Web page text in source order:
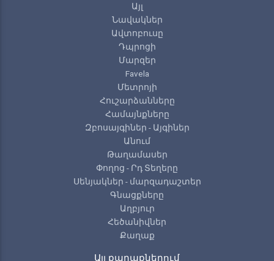
Այլ
Նավակներ
Ավտոբուսը
Դպրոցի
Մարզեր
Favela
Մետրոյի
Հուշարձանները
Համայնքները
Զբոսայգիներ - Այգիներ
Անում
Թաղամասեր
Փողոց - Րդ Տեղերը
Սենյակներ - մարզադաշտեր
Գնացքները
Աղբյուր
Հեծանիվներ
Քաղաք
Այլ քաղաքներում